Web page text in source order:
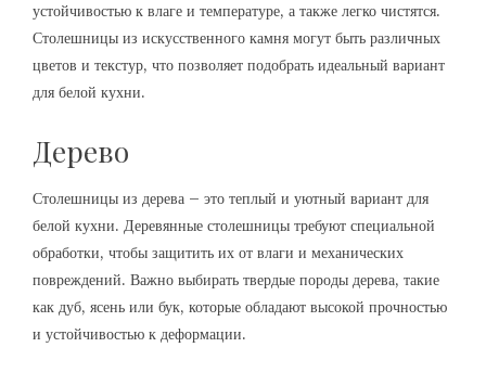
устойчивостью к влаге и температуре, а также легко чистятся.
Столешницы из искусственного камня могут быть различных
цветов и текстур, что позволяет подобрать идеальный вариант
для белой кухни.
Дерево
Столешницы из дерева – это теплый и уютный вариант для
белой кухни. Деревянные столешницы требуют специальной
обработки, чтобы защитить их от влаги и механических
повреждений. Важно выбирать твердые породы дерева, такие
как дуб, ясень или бук, которые обладают высокой прочностью
и устойчивостью к деформации.